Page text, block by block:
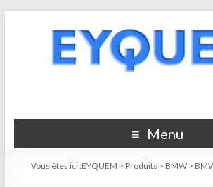
Menu
Vous êtes ici :EYQUEM > Produits > BMW >